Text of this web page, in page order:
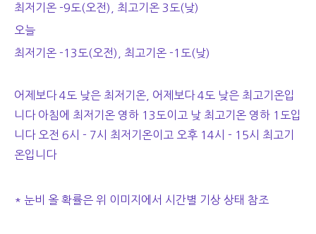
최저기온 -9도(오전), 최고기온 3도(낮)
오늘
최저기온 -13도(오전), 최고기온 -1도(낮)
어제보다 4도 낮은 최저기온, 어제보다 4도 낮은 최고기온입
니다 아침에 최저기온 영하 13도이고 낮 최고기온 영하 1도입
니다 오전 6시 - 7시 최저기온이고 오후 14시 - 15시 최고기
온입니다
* 눈비 올 확률은 위 이미지에서 시간별 기상 상태 참조